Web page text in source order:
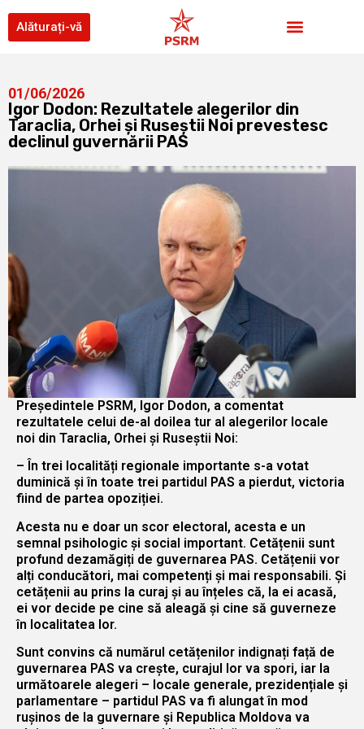
Alăturați-vă
01/06/2026
Igor Dodon: Rezultatele alegerilor din
Taraclia, Orhei și Ruseștii Noi prevestesc
declinul guvernării PAS
Președintele PSRM, Igor Dodon, a comentat
rezultatele celui de-al doilea tur al alegerilor locale
noi din Taraclia, Orhei și Ruseștii Noi:
– În trei localități regionale importante s-a votat
duminică și în toate trei partidul PAS a pierdut, victoria
fiind de partea opoziției.
Acesta nu e doar un scor electoral, acesta e un
semnal psihologic și social important. Cetățenii sunt
profund dezamăgiți de guvernarea PAS. Cetățenii vor
alți conducători, mai competenți și mai responsabili. Și
cetățenii au prins la curaj și au înțeles că, la ei acasă,
ei vor decide pe cine să aleagă și cine să guverneze
în localitatea lor.
Sunt convins că numărul cetățenilor indignați față de
guvernarea PAS va crește, curajul lor va spori, iar la
următoarele alegeri – locale generale, prezidențiale și
parlamentare – partidul PAS va fi alungat în mod
rușinos de la guvernare și Republica Moldova va